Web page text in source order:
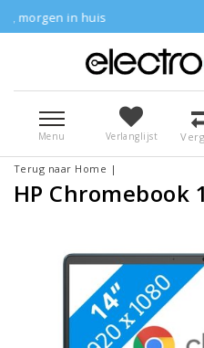
huis
Menu Verlanglijst
Terug naar Home |
HP Chromebook